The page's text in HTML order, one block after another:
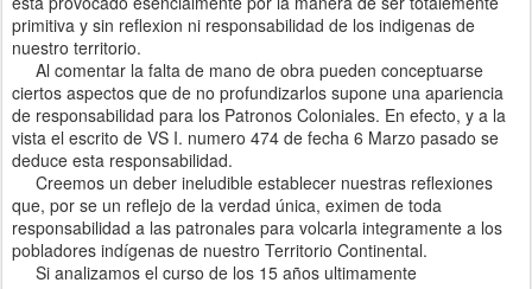
primitiva y sin reflexion ni responsabilidad de los indigenas de
nuestro territorio.
Al comentar la falta de mano de obra pueden conceptuarse
ciertos aspectos que de no profundizarlos supone una apariencia
de responsabilidad para los Patronos Coloniales. En efecto, y a la
vista el escrito de VS I. numero 474 de fecha 6 Marzo pasado se
deduce esta responsabilidad.
Creemos un deber ineludible establecer nuestras reflexiones
que, por se un reflejo de la verdad única, eximen de toda
responsabilidad a las patronales para volcarla integramente a los
pobladores indígenas de nuestro Territorio Continental.
Si analizamos el curso de los 15 años ultimamente